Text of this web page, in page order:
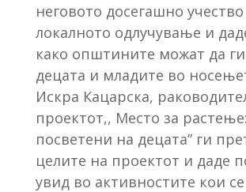
неговото досегашно
локалното одлучување и
како општините можат да ги
децата и младите во
Искра Кацарска,
проектот,, Место за
посветени на децата” ги
целите на проектот и даде
увид во активностите кои се